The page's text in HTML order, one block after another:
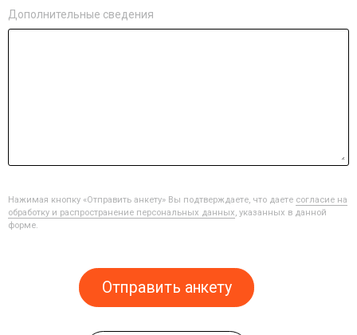
Дополнительные сведения
Нажимая кнопку «Отправить анкету» Вы подтверждаете, что даете согласие на
обработку и распространение персональных данных, указанных в данной
форме.
Отправить анкету